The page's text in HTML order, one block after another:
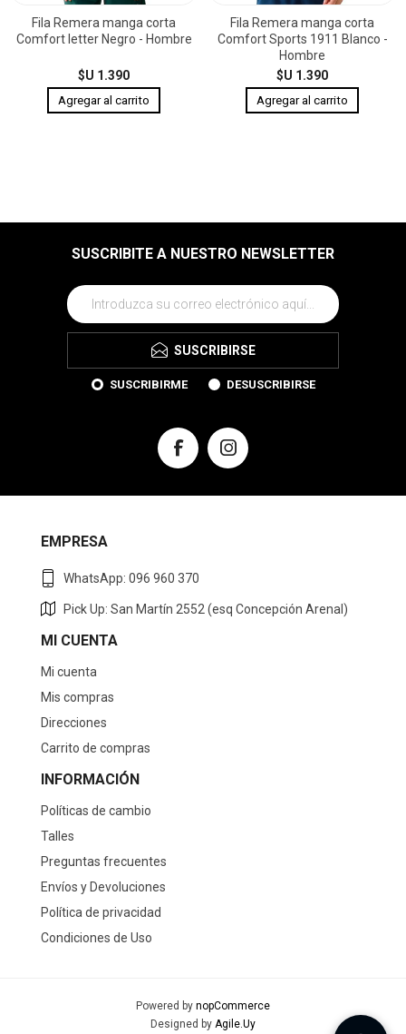
Fila Remera manga corta
Comfort letter Negro - Hombre
$U 1.390
Fila Remera manga corta
Comfort Sports 1911 Blanco -
Hombre
$U 1.390
SUSCRIBITE A NUESTRO NEWSLETTER
SUSCRIBIRSE
SUSCRIBIRME DESUSCRIBIRSE
EMPRESA
WhatsApp: 096 960 370
Pick Up: San Martín 2552 (esq Concepción Arenal)
MI CUENTA
Mi cuenta
Mis compras
Direcciones
Carrito de compras
INFORMACIÓN
Políticas de cambio
Talles
Preguntas frecuentes
Envíos y Devoluciones
Política de privacidad
Condiciones de Uso
Powered by nopCommerce
Designed by Agile.Uy